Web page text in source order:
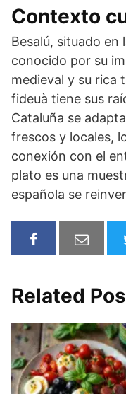
Contexto
Besalú, situado en
conocido por su
medieval y su rica
fideuà tiene sus
Cataluña se
frescos y locales,
conexión con el
plato es una
española se
Related